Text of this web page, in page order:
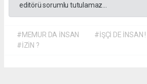
editörü sorumlu tutulamaz...
#MEMUR DA İNSAN #İŞÇİ DE İNSAN !
#İZİN ?